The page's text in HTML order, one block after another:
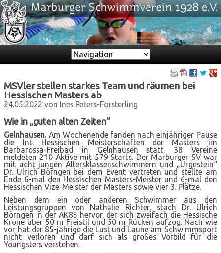
Zielseite
MSVler stellen starkes Team und räumen bei
Hessischen Masters ab
24.05.2022 von Ines Peters-Försterling
Wie in „guten alten Zeiten“
Gelnhausen. Am Wochenende fanden nach einjähriger Pause
die Int. Hessischen Meisterschaften der Masters im
Barbarossa-Freibad in Gelnhausen statt. 38 Vereine
meldeten 210 Aktive mit 579 Starts. Der Marburger SV war
mit acht jungen Altersklassenschwimmern und „Urgestein“
Dr. Ulrich Börngen bei dem Event vertreten und stellte am
Ende 6-mal den Hessischen Masters-Meister und 6-mal den
Hessischen Vize-Meister der Masters sowie vier 3. Plätze.
Neben dem ein oder anderen Schwimmer aus den
Leistungsgruppen von Nathalie Richter, stach Dr. Ulrich
Börngen in der AK85 hervor, der sich zweifach die Hessische
Krone über 50 m Freistil und 50 m Rücken aufzog. Nach wie
vor hat der 85-jährige die Lust und Laune am Schwimmsport
nicht verloren und darf sich als großes Vorbild für die
Youngsters verstehen.